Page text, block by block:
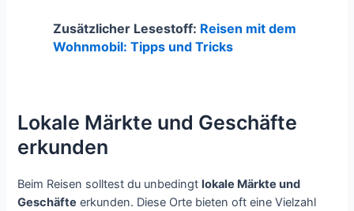
Zusätzlicher Lesestoff: Reisen mit dem
Wohnmobil: Tipps und Tricks
Lokale Märkte und Geschäfte
erkunden
Beim Reisen solltest du unbedingt lokale Märkte und
Geschäfte erkunden. Diese Orte bieten oft eine Vielzahl